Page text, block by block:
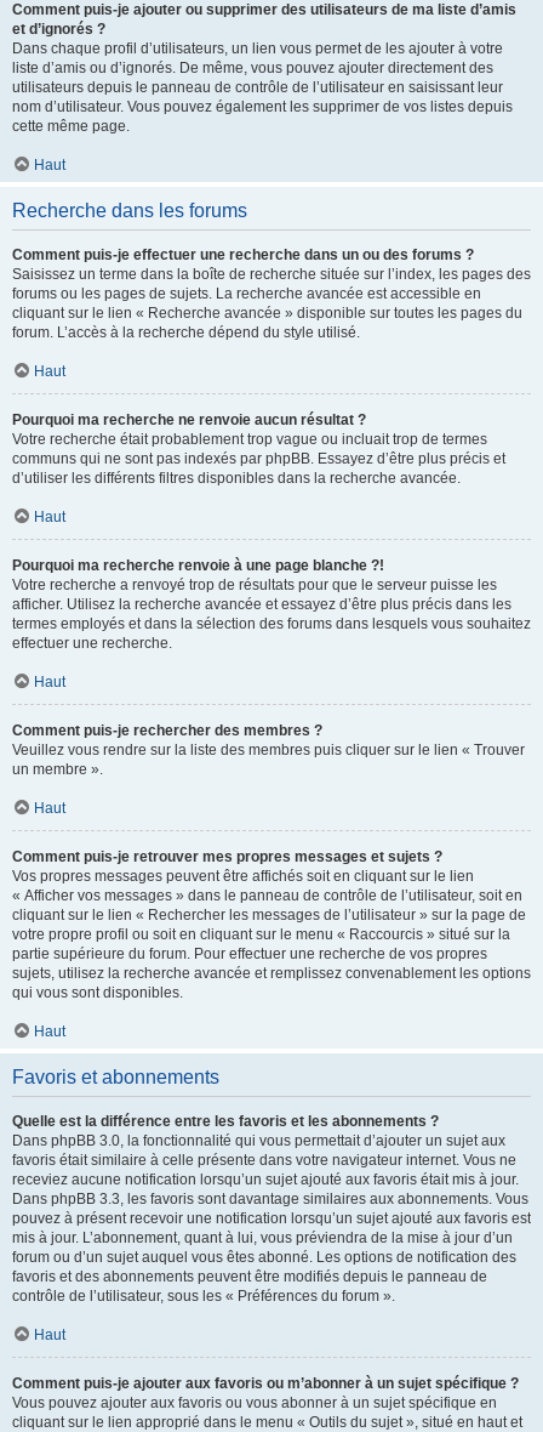
Comment puis-je ajouter ou supprimer des utilisateurs de ma liste d’amis
et d’ignorés ?
Dans chaque profil d’utilisateurs, un lien vous permet de les ajouter à votre
liste d’amis ou d’ignorés. De même, vous pouvez ajouter directement des
utilisateurs depuis le panneau de contrôle de l’utilisateur en saisissant leur
nom d’utilisateur. Vous pouvez également les supprimer de vos listes depuis
cette même page.
Haut
Recherche dans les forums
Comment puis-je effectuer une recherche dans un ou des forums ?
Saisissez un terme dans la boîte de recherche située sur l’index, les pages des
forums ou les pages de sujets. La recherche avancée est accessible en
cliquant sur le lien « Recherche avancée » disponible sur toutes les pages du
forum. L’accès à la recherche dépend du style utilisé.
Haut
Pourquoi ma recherche ne renvoie aucun résultat ?
Votre recherche était probablement trop vague ou incluait trop de termes
communs qui ne sont pas indexés par phpBB. Essayez d’être plus précis et
d’utiliser les différents filtres disponibles dans la recherche avancée.
Haut
Pourquoi ma recherche renvoie à une page blanche ?!
Votre recherche a renvoyé trop de résultats pour que le serveur puisse les
afficher. Utilisez la recherche avancée et essayez d’être plus précis dans les
termes employés et dans la sélection des forums dans lesquels vous souhaitez
effectuer une recherche.
Haut
Comment puis-je rechercher des membres ?
Veuillez vous rendre sur la liste des membres puis cliquer sur le lien « Trouver
un membre ».
Haut
Comment puis-je retrouver mes propres messages et sujets ?
Vos propres messages peuvent être affichés soit en cliquant sur le lien
« Afficher vos messages » dans le panneau de contrôle de l’utilisateur, soit en
cliquant sur le lien « Rechercher les messages de l’utilisateur » sur la page de
votre propre profil ou soit en cliquant sur le menu « Raccourcis » situé sur la
partie supérieure du forum. Pour effectuer une recherche de vos propres
sujets, utilisez la recherche avancée et remplissez convenablement les options
qui vous sont disponibles.
Haut
Favoris et abonnements
Quelle est la différence entre les favoris et les abonnements ?
Dans phpBB 3.0, la fonctionnalité qui vous permettait d’ajouter un sujet aux
favoris était similaire à celle présente dans votre navigateur internet. Vous ne
receviez aucune notification lorsqu’un sujet ajouté aux favoris était mis à jour.
Dans phpBB 3.3, les favoris sont davantage similaires aux abonnements. Vous
pouvez à présent recevoir une notification lorsqu’un sujet ajouté aux favoris est
mis à jour. L’abonnement, quant à lui, vous préviendra de la mise à jour d’un
forum ou d’un sujet auquel vous êtes abonné. Les options de notification des
favoris et des abonnements peuvent être modifiés depuis le panneau de
contrôle de l’utilisateur, sous les « Préférences du forum ».
Haut
Comment puis-je ajouter aux favoris ou m’abonner à un sujet spécifique ?
Vous pouvez ajouter aux favoris ou vous abonner à un sujet spécifique en
cliquant sur le lien approprié dans le menu « Outils du sujet », situé en haut et